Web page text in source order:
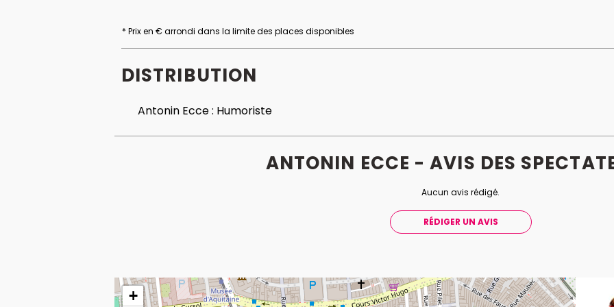
* Prix en € arrondi dans la limite des places disponibles
DISTRIBUTION
Antonin Ecce : Humoriste
ANTONIN ECCE - AVIS DES
Aucun avis rédigé.
RÉDIGER UN AVIS
+